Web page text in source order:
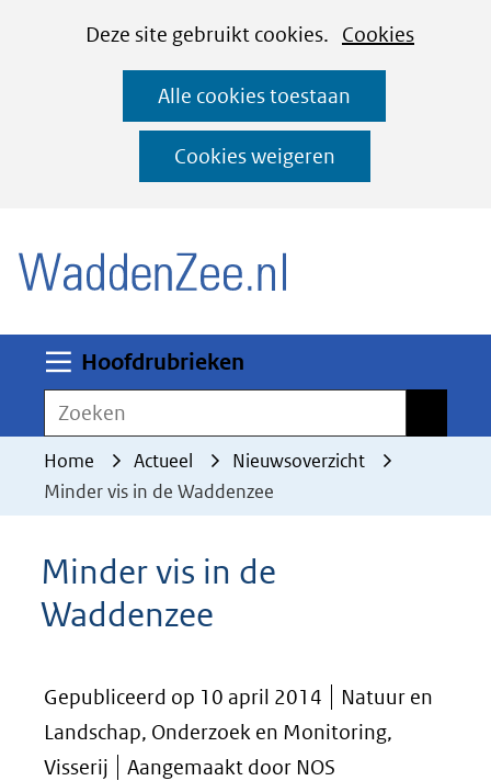
CookiesDeze site gebruikt cookies. Cookies
deze
worden
toegestaan
geweigerd.
Alle cookies toestaan
Cookies weigeren
Ga
naar
de
inhoud
Hoofdrubrieken
Zoeken
Home Actueel
Nieuwsoverzicht
Minder vis in de Waddenzee
Minder vis in de
Waddenzee
Gepubliceerd op 10 april 2014
Natuur en
Landschap, Onderzoek en Monitoring,
Visserij
Aangemaakt door NOS